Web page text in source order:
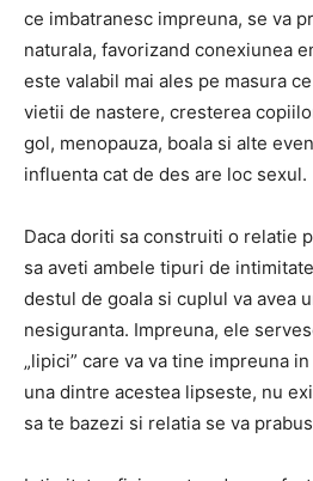
ce imbatranesc impreuna, se va
naturala, favorizand conexiunea
este valabil mai ales pe masura
vietii de nastere, cresterea
gol, menopauza, boala si alte
influenta cat de des are loc sexul.
Daca doriti sa construiti o relatie
sa aveti ambele tipuri de
destul de goala si cuplul va avea
nesiguranta. Impreuna, ele
„lipici” care va va tine impreuna
una dintre acestea lipseste, nu
sa te bazezi si relatia se va